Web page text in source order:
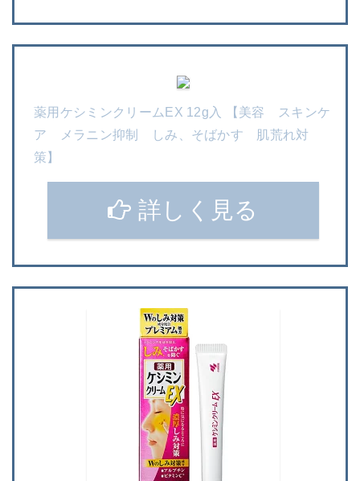
薬用ケシミンクリームEX 12g入 【美容 スキンケ
ア メラニン抑制 しみ、そばかす 肌荒れ対
策】
詳しく見る